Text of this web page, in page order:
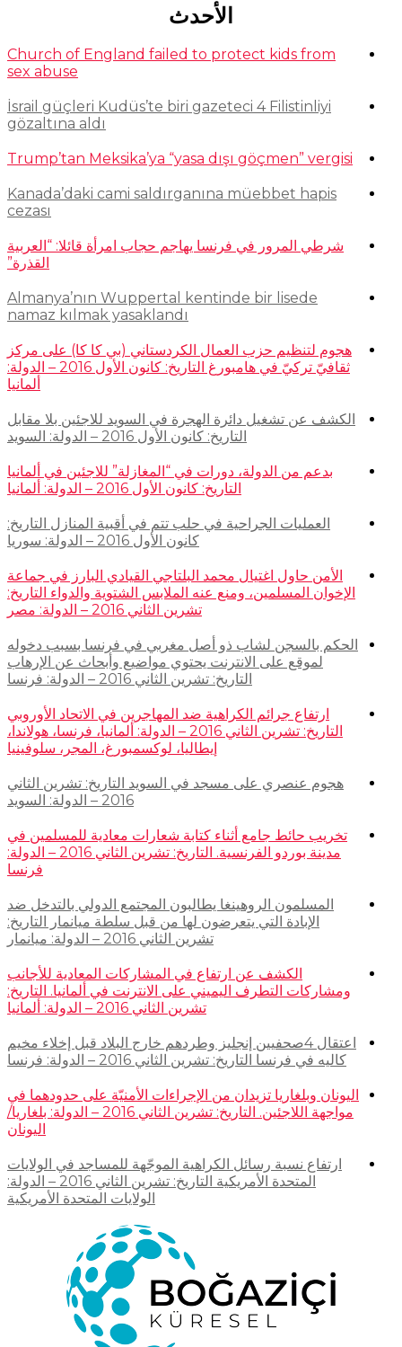
الأحدث
Church of England failed to protect kids from
sex abuse
İsrail güçleri Kudüs’te biri gazeteci 4 Filistinliyi
gözaltına aldı
Trump’tan Meksika’ya “yasa dışı göçmen” vergisi
Kanada’daki cami saldırganına müebbet hapis
cezası
شرطي المرور في فرنسا يهاجم حجاب امرأة قائلا: “العربية
القذرة”
Almanya’nın Wuppertal kentinde bir lisede
namaz kılmak yasaklandı
هجوم لتنظيم حزب العمال الكردستاني (بي كا كا) على مركز
ثقافيّ تركيّ في هامبورغ التاريخ: كانون الأول 2016 – الدولة:
ألمانيا
الكشف عن تشغيل دائرة الهجرة في السويد للاجئين بلا مقابل
التاريخ: كانون الأول 2016 – الدولة: السويد
بدعم من الدولة، دورات في “المغازلة” للاجئين في ألمانيا
التاريخ: كانون الأول 2016 – الدولة: ألمانيا
العمليات الجراحية في حلب تتم في أقبية المنازل التاريخ:
كانون الأول 2016 – الدولة: سوريا
الأمن حاول اغتيال محمد البلتاجي القيادي البارز في جماعة
الإخوان المسلمين، ومنع عنه الملابس الشتوية والدواء التاريخ:
تشرين الثاني 2016 – الدولة: مصر
الحكم بالسجن لشاب ذو أصل مغربي في فرنسا بسبب دخوله
لموقع على الانترنت يحتوي مواضيع وأبحاث عن الإرهاب
التاريخ: تشرين الثاني 2016 – الدولة: فرنسا
ارتفاع جرائم الكراهية ضد المهاجرين في الاتحاد الأوروبي
التاريخ: تشرين الثاني 2016 – الدولة: ألمانيا، فرنسا، هولاندا،
إيطاليا، لوكسمبورغ، المجر، سلوفينيا
هجوم عنصري على مسجد في السويد التاريخ: تشرين الثاني
2016 – الدولة: السويد
تخريب حائط جامع أثناء كتابة شعارات معادية للمسلمين في
مدينة بوردو الفرنسية. التاريخ: تشرين الثاني 2016 – الدولة:
فرنسا
المسلمون الروهينغا يطالبون المجتمع الدولي بالتدخل ضد
الإبادة التي يتعرضون لها من قبل سلطة ميانمار التاريخ:
تشرين الثاني 2016 – الدولة: ميانمار
الكشف عن ارتفاع في المشاركات المعادية للأجانب
ومشاركات التطرف اليميني على الانترنت في ألمانيا. التاريخ:
تشرين الثاني 2016 – الدولة: ألمانيا
اعتقال 4صحفيين إنجليز وطردهم خارج البلاد قبل إخلاء مخيم
كاليه في فرنسا التاريخ: تشرين الثاني 2016 – الدولة: فرنسا
اليونان وبلغاريا تزيدان من الإجراءات الأمنيّة على حدودهما في
مواجهة اللاجئين. التاريخ: تشرين الثاني 2016 – الدولة: بلغاريا/
اليونان
ارتفاع نسبة رسائل الكراهية الموجّهة للمساجد في الولايات
المتحدة الأمريكية التاريخ: تشرين الثاني 2016 – الدولة:
الولايات المتحدة الأمريكية